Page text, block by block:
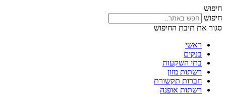
חיפוש
חיפוש
סגור את תיבת החיפוש
ראשי
בנקים
בתי השקעות
רשתות מזון
חברות תקשורת
רשתות אופנה